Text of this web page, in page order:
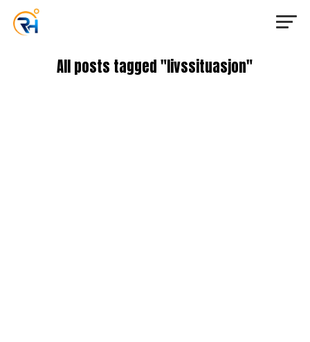
All posts tagged "livssituasjon"